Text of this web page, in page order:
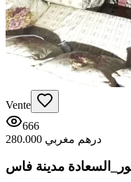
Vente
666
280.000 درهم مغربي
مدينة فاس